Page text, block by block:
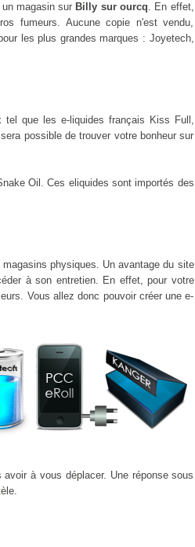
magasin sur Billy sur ourcq. En effet,
fumeurs. Aucune copie n'est vendu,
les plus grandes marques : Joyetech,
tel que les e-liquides français Kiss Full,
possible de trouver votre bonheur sur
Oil. Ces eliquides sont importés des
physiques. Un avantage du site
à son entretien. En effet, pour votre
Vous allez donc pouvoir créer une e-
à vous déplacer. Une réponse sous